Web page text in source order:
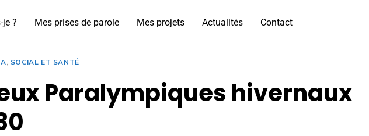
je ? Mes prises de parole Mes projets Actualités Contact
, SOCIAL ET SANTÉ
Paralympiques hivernaux